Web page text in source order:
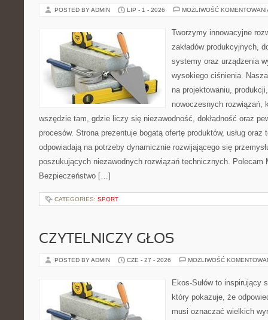
POSTED BY ADMIN LIP - 1 - 2026 MOŻLIWOŚĆ
Tworzymy innowacyjne
zakładów produkcyjnych,
systemy oraz urządzenia
wysokiego ciśnienia.
na projektowaniu,
nowoczesnych rozwiązań,
wszędzie tam, gdzie liczy się niezawodność, dokładność oraz
procesów. Strona prezentuje bogatą ofertę produktów, usług oraz
odpowiadają na potrzeby dynamicznie rozwijającego się
poszukujących niezawodnych rozwiązań technicznych. Polecam
Bezpieczeństwo […]
CATEGORIES: SPORT
CZYTELNICZY GŁOS
POSTED BY ADMIN CZE - 27 - 2026 MOŻLIWOŚĆ
Ekos-Sułów to inspirujący
który pokazuje, że
musi oznaczać wielkich